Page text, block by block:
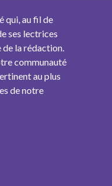
qui, au fil de
ses lectrices
de la rédaction.
communauté
au plus
de notre